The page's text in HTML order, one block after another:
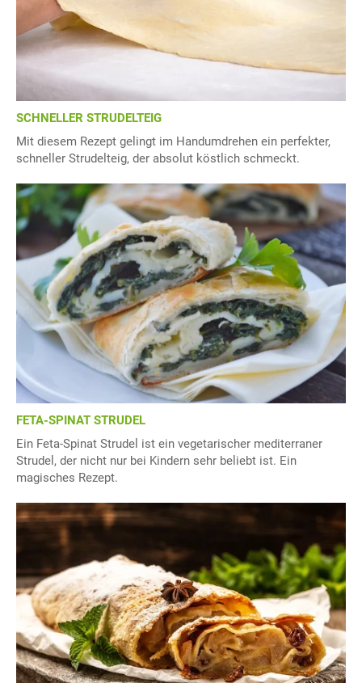
SCHNELLER STRUDELTEIG
Mit diesem Rezept gelingt im Handumdrehen ein perfekter,
schneller Strudelteig, der absolut köstlich schmeckt.
FETA-SPINAT STRUDEL
Ein Feta-Spinat Strudel ist ein vegetarischer mediterraner
Strudel, der nicht nur bei Kindern sehr beliebt ist. Ein
magisches Rezept.